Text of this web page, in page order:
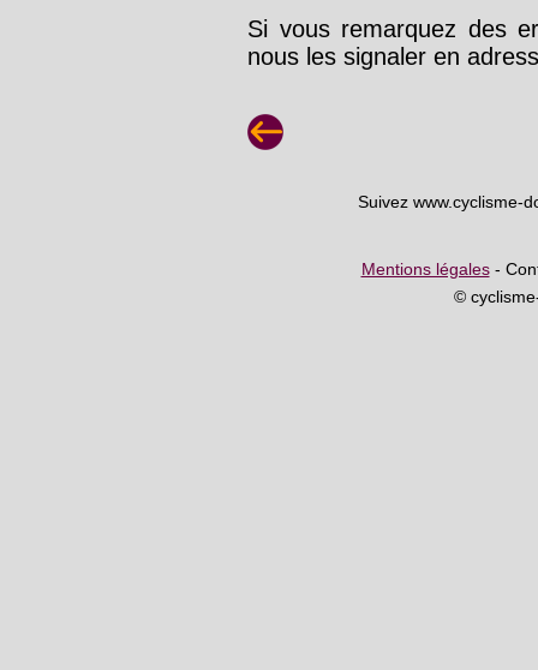
Si vous remarquez des
nous les signaler en
Suivez www.cyclisme-
Mentions légales-
©